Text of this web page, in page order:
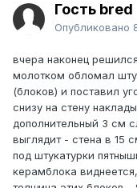
Гость bred
Опубликовано
вчера наконец
молотком обломал
(блоков) и поставил
снизу на стену
дополнительный 3 см
выглядит - стена в 15
под штукатурки
керамблока